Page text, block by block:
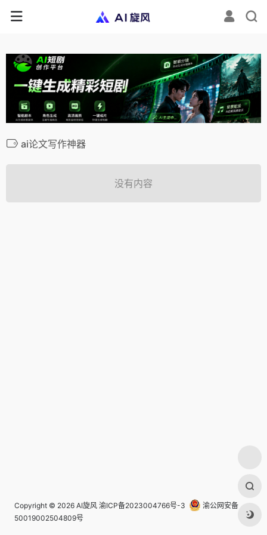
ai论文写作神器
没有内容
Copyright © 2026 AI旋风 渝ICP备2023004766号-3
渝公网安备
50019002504809号